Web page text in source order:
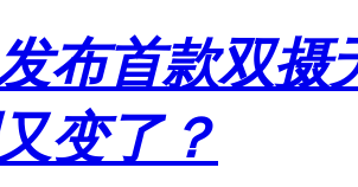
布首款双摄
变了？